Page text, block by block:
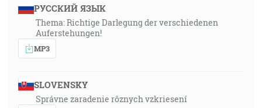
РУССКИЙ ЯЗЫК
Thema: Richtige Darlegung der verschiedenen
Auferstehungen!
MP3
SLOVENSKY
Správne zaradenie rôznych vzkriesení